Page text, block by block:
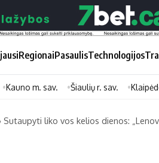
RegionaiPasaulisTechnologijos
Kauno m. sav. Šiaulių r. sav.
Sutaupyti liko vos kelios dienos: